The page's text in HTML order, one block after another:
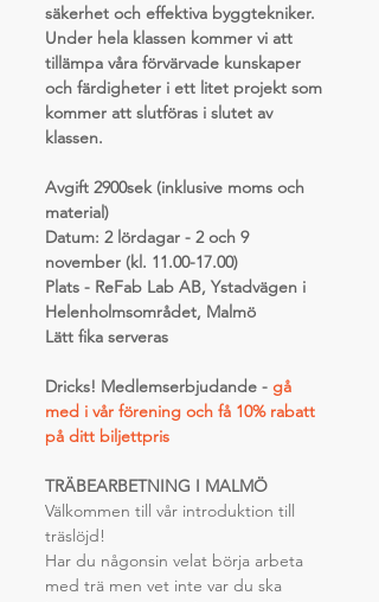
säkerhet och effektiva byggtekniker.
Under hela klassen kommer vi att
tillämpa våra förvärvade kunskaper
och färdigheter i ett litet projekt som
kommer att slutföras i slutet av
klassen.
Avgift 2900sek (inklusive moms och
material)
Datum: 2 lördagar - 2 och 9
november (kl. 11.00-17.00)
Plats - ReFab Lab AB, Ystadvägen i
Helenholmsområdet, Malmö
Lätt fika serveras
Dricks! Medlemserbjudande - gå
med i vår förening och få 10% rabatt
på ditt biljettpris
TRÄBEARBETNING I MALMÖ
Välkommen till vår introduktion till
träslöjd!
Har du någonsin velat börja arbeta
med trä men vet inte var du ska